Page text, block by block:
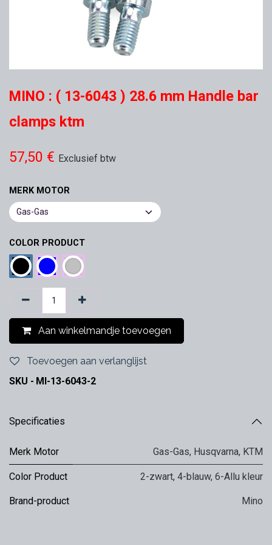
MINO : ( 13-6043 ) 28.6 mm Handle bar
clamps ktm
57,50 € Exclusief btw
MERK MOTOR
COLOR PRODUCT
Aan winkelmandje toevoegen
Toevoegen aan verlanglijst
SKU - MI-13-6043-2
Specificaties
Merk Motor Gas-Gas, Husqvarna, KTM
Color Product 2-zwart, 4-blauw, 6-Allu kleur
Brand-product Mino